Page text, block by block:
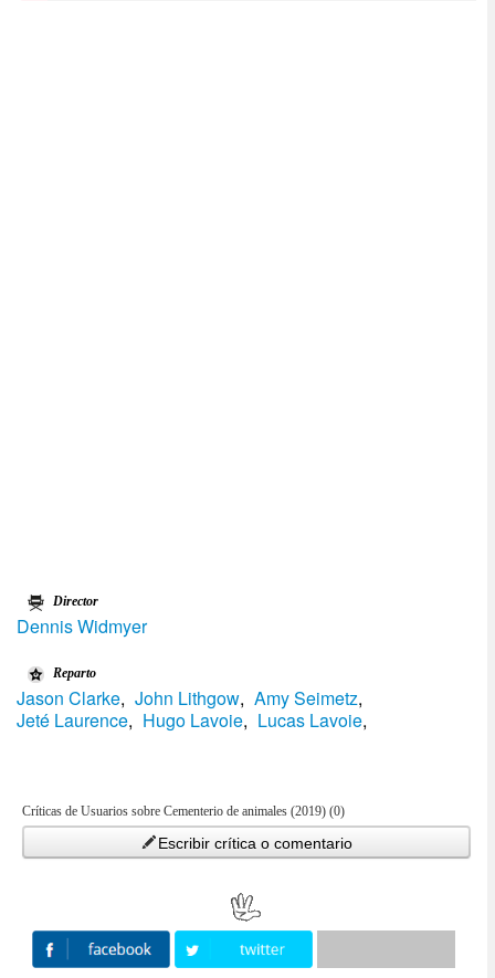
Director
Dennis Widmyer
Reparto
Jason Clarke, John Lithgow, Amy Seimetz,
Jeté Laurence, Hugo Lavoie, Lucas Lavoie,
Críticas de Usuarios sobre Cementerio de animales (2019) (0)
Escribir crítica o comentario